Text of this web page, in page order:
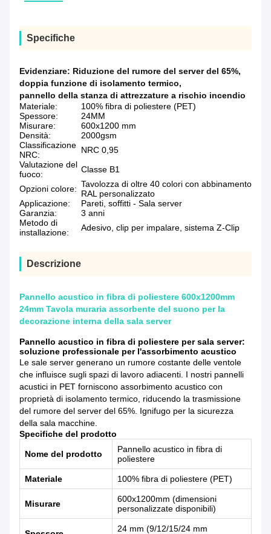
Specifiche
Evidenziare: Riduzione del rumore del server del 65%,
doppia funzione di isolamento termico,
pannello della stanza di attrezzature a rischio incendio
Materiale:
100% fibra di poliestere (PET)
Spessore:
24MM
Misurare:
600x1200 mm
Densità:
2000gsm
Classificazione
NRC:
NRC 0,95
Valutazione del
fuoco:
Classe B1
Opzioni colore: Tavolozza di oltre 40 colori con abbinamento
RAL personalizzato
Applicazione:
Pareti, soffitti - Sala server
Garanzia:
3 anni
Metodo di
installazione:
Adesivo, clip per impalare, sistema Z-Clip
Descrizione
Pannello acustico in fibra di poliestere 600x1200mm
24mm Tavola muraria assorbente del suono per la
decorazione interna della sala server
Pannello acustico in fibra di poliestere per sala server:
soluzione professionale per l'assorbimento acustico
Le sale server generano un rumore costante delle ventole
che influisce sugli spazi di lavoro adiacenti. I nostri pannelli
acustici in PET forniscono assorbimento acustico con
proprietà di isolamento termico, riducendo la trasmissione
del rumore del server del 65%. Ignifugo per la sicurezza
della sala macchine.
Specifiche del prodotto
Nome del prodotto
Pannello acustico in fibra di
poliestere
Materiale 100% fibra di poliestere (PET)
Misurare
600x1200mm (dimensioni
personalizzate disponibili)
24 mm (9/12/15/24 mm